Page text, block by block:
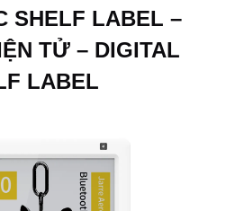
SHELF LABEL –
TỬ – DIGITAL
LABEL